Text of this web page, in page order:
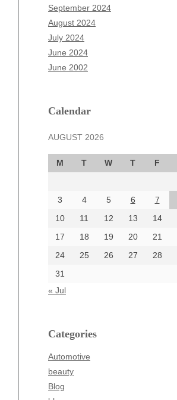
September 2024
August 2024
July 2024
June 2024
June 2002
Calendar
AUGUST 2026
M T W T F
3
4 5 6 7
10
11 12 13 14
17
18 19 20 21
24
25 26 27 28
31
« Jul
Categories
Automotive
beauty
Blog
July 2025
June 2025
May 2025
April 2025
March 2025
December 2024
October 2024
September 2024
August 2024
June 2024
Categories
beauty
Business
Entertainment
Fashion